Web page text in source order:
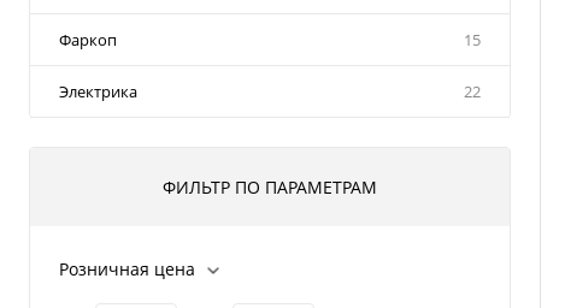
Фаркоп 15
Электрика 22
ФИЛЬТР ПО ПАРАМЕТРАМ
Розничная цена